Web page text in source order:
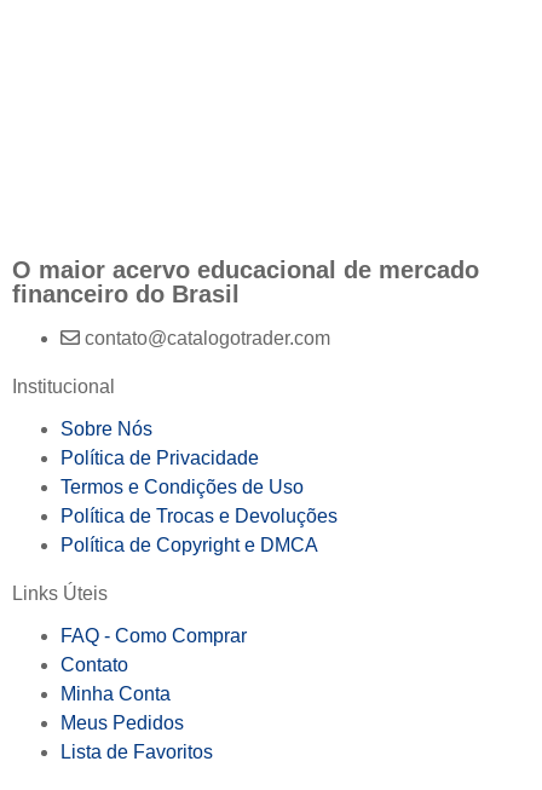
O maior acervo educacional de mercado
financeiro do Brasil
contato@catalogotrader.com
Institucional
Sobre Nós
Política de Privacidade
Termos e Condições de Uso
Política de Trocas e Devoluções
Política de Copyright e DMCA
Links Úteis
FAQ - Como Comprar
Contato
Minha Conta
Meus Pedidos
Lista de Favoritos